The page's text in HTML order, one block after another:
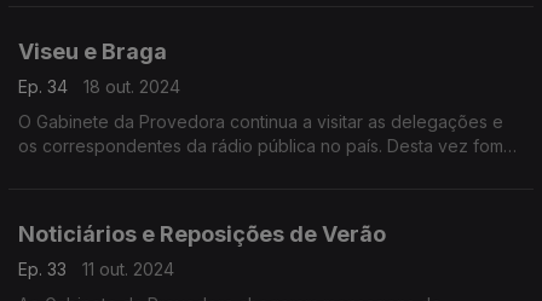
Viseu e Braga
Ep. 34
18 out. 2024
O Gabinete da Provedora continua a visitar as delegações e
os correspondentes da rádio pública no país. Desta vez fomos
Noticiários e Reposições de Verão
Ep. 33
11 out. 2024